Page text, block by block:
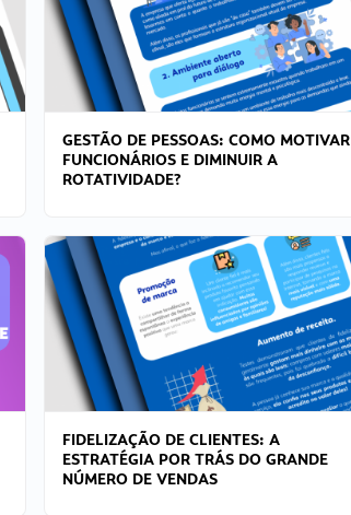
GESTÃO DE PESSOAS: COMO MOTIVAR
FUNCIONÁRIOS E DIMINUIR A
ROTATIVIDADE?
FIDELIZAÇÃO DE CLIENTES: A
ESTRATÉGIA POR TRÁS DO GRANDE
NÚMERO DE VENDAS